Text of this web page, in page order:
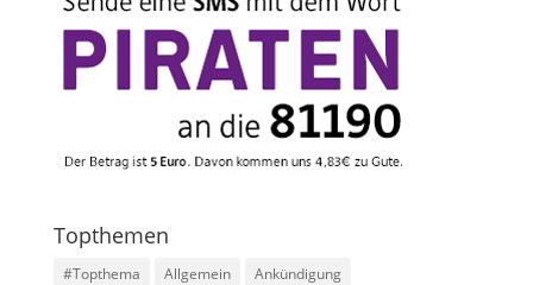
Topthemen
#Topthema Allgemein
Ankündigung